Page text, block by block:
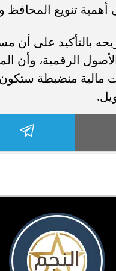
تنويع المحافظ
بالتأكيد على أن
الرقمية، وأن
مالية منضبطة